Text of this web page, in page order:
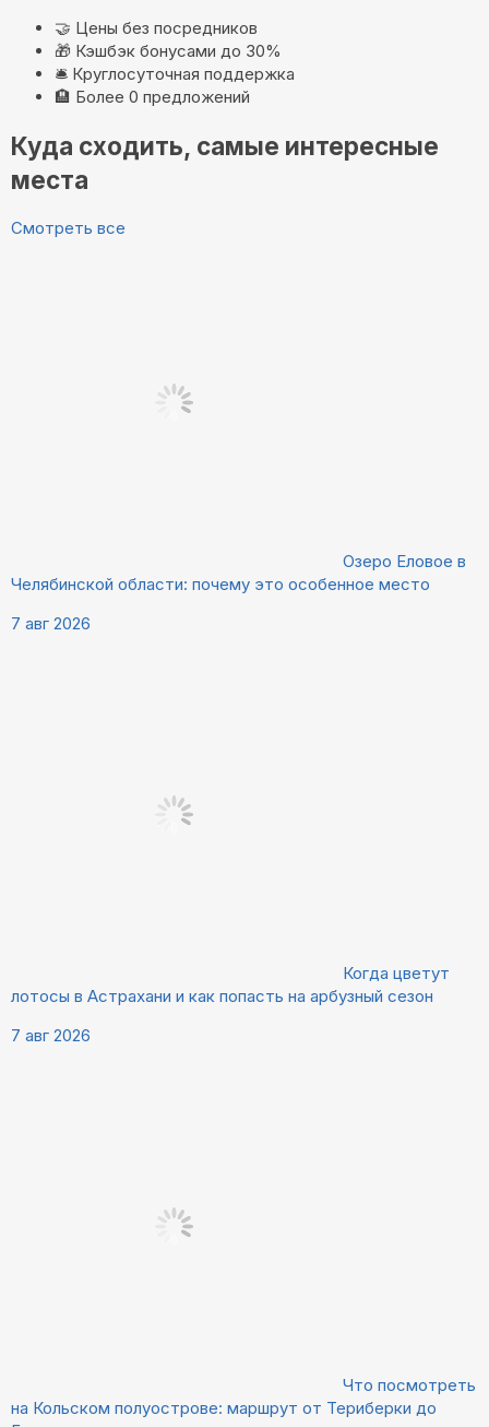
🤝 Цены без посредников
🎁 Кэшбэк бонусами до 30%
🛎️ Круглосуточная поддержка
🏨 Более 0 предложений
Куда сходить, самые интересные
места
Смотреть все
Озеро Еловое в
Челябинской области: почему это особенное место
7 авг 2026
Когда цветут
лотосы в Астрахани и как попасть на арбузный сезон
7 авг 2026
Что посмотреть
на Кольском полуострове: маршрут от Териберки до